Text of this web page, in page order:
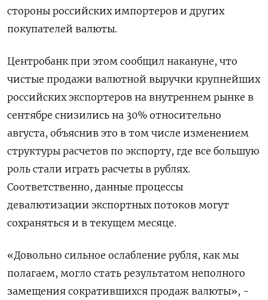
стороны российских импортеров и других
покупателей валюты.
Центробанк при этом сообщил накануне, что
чистые продажи валютной выручки крупнейших
российских экспортеров на внутреннем рынке в
сентябре снизились на 30% относительно
августа, объяснив это в том числе изменением
структуры расчетов по экспорту, где все большую
роль стали играть расчеты в рублях.
Соответственно, данные процессы
девалютизации экспортных потоков могут
сохраняться и в текущем месяце.
«Довольно сильное ослабление рубля, как мы
полагаем, могло стать результатом неполного
замещения сократившихся продаж валюты», -